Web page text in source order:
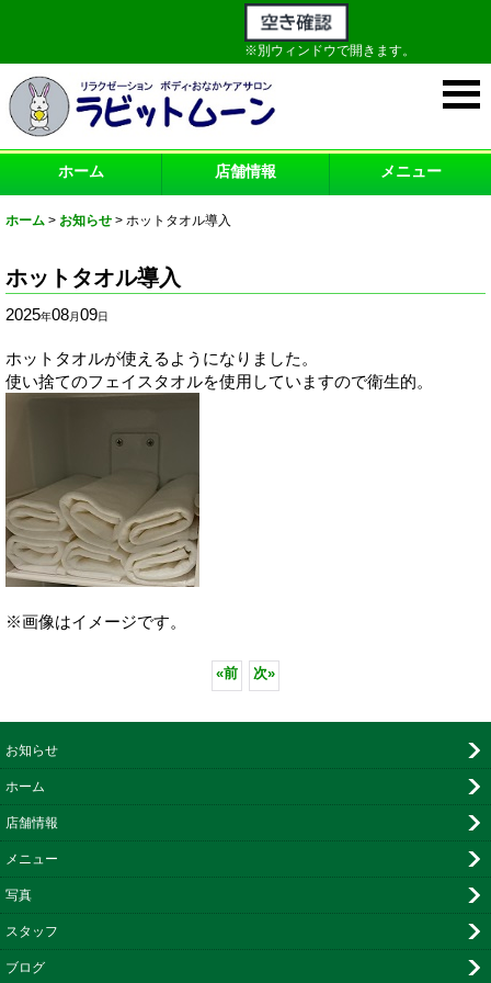
※別ウィンドウで開きます。
ホーム 店舗情報 メニュー
ホーム > お知らせ > ホットタオル導入
ホットタオル導入
2025年08月09日
ホットタオルが使えるようになりました。
使い捨てのフェイスタオルを使用していますので衛生的。
※画像はイメージです。
«前 次»
お知らせ
ホーム
店舗情報
メニュー
写真
スタッフ
ブログ